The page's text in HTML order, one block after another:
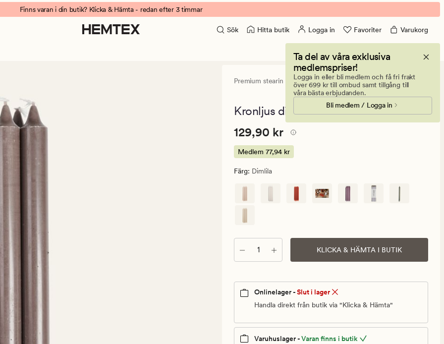
Finns varan i din butik? Klicka & Hämta - redan efter 3 timmar
Sök Hitta butik Logga in Favoriter Varukorg
Ta del av våra exklusiva
medlemspriser!
Logga in eller bli medlem och få fri frakt
över 699 kr till ombud samt tillgång till
våra bästa erbjudanden.
Bli medlem / Logga in
Premium stearin 6pk
31
omdömen
med
betyg
4.5
Kronljus dimlila - 24 cm
Pris
129,90
kr.
77,94
Pris 129,90 kr
129,90 kr
Medlem 77,94 kr
Färg: Dimlila
Antal KLICKA & HÄMTA I BUTIK
Onlinelager -Slut i lager
Handla direkt från butik via "Klicka & Hämta"
Varuhuslager -Varan finns i butik